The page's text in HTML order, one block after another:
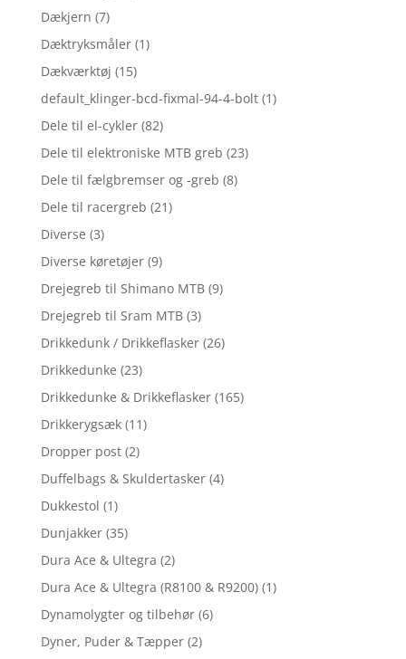
Dækjern (7)
Dæktryksmåler (1)
Dækværktøj (15)
default_klinger-bcd-fixmal-94-4-bolt (1)
Dele til el-cykler (82)
Dele til elektroniske MTB greb (23)
Dele til fælgbremser og -greb (8)
Dele til racergreb (21)
Diverse (3)
Diverse køretøjer (9)
Drejegreb til Shimano MTB (9)
Drejegreb til Sram MTB (3)
Drikkedunk / Drikkeflasker (26)
Drikkedunke (23)
Drikkedunke & Drikkeflasker (165)
Drikkerygsæk (11)
Dropper post (2)
Duffelbags & Skuldertasker (4)
Dukkestol (1)
Dunjakker (35)
Dura Ace & Ultegra (2)
Dura Ace & Ultegra (R8100 & R9200) (1)
Dynamolygter og tilbehør (6)
Dyner, Puder & Tæpper (2)